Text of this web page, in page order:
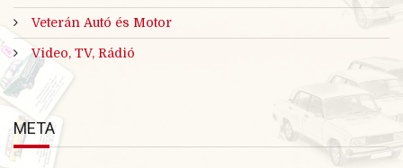
Veterán Autó és Motor
Video, TV, Rádió
META